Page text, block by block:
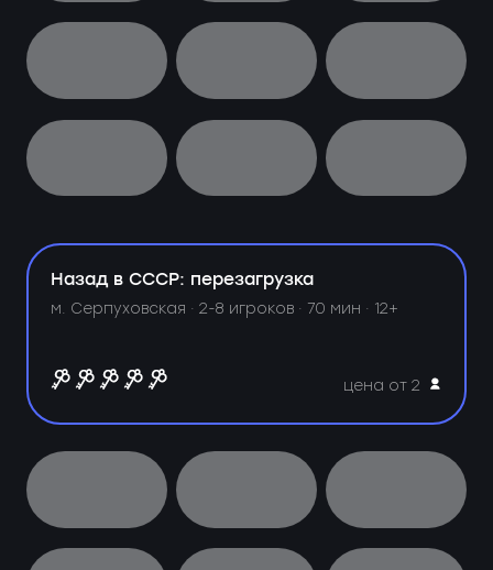
Назад в СССР: перезагрузка
м. Серпуховская ·2-8 игроков · 70 мин · 12+
цена от 2